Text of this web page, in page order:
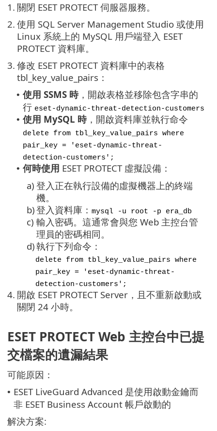
1. 關閉 ESET PROTECT 伺服器服務。
2. 使用 SQL Server Management Studio 或使用
Linux 系統上的 MySQL 用戶端登入 ESET
PROTECT 資料庫。
3. 修改 ESET PROTECT 資料庫中的表格
tbl_key_value_pairs：
• 使用 SSMS 時，開啟表格並移除包含字串的
行 eset-dynamic-threat-detection-customers
• 使用 MySQL 時，開啟資料庫並執行命令
delete from tbl_key_value_pairs where
pair_key = 'eset-dynamic-threat-
detection-customers';
• 何時使用 ESET PROTECT 虛擬設備：
a) 登入正在執行設備的虛擬機器上的終端
機。
b)登入資料庫： mysql -u root -p era_db
c) 輸入密碼。這通常會與您 Web 主控台管
理員的密碼相同。
d)執行下列命令：
delete from tbl_key_value_pairs where
pair_key = 'eset-dynamic-threat-
detection-customers';
4. 開啟 ESET PROTECT Server，且不重新啟動或
關閉 24 小時。
ESET PROTECT Web 主控台中已提
交檔案的遺漏結果
可能原因：
• ESET LiveGuard Advanced 是使用啟動金鑰而
非 ESET Business Account 帳戶啟動的
解決方案: